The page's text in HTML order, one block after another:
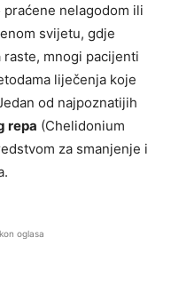
nelagodom ili
svijetu, gdje
mnogi pacijenti
liječenja koje
od najpoznatijih
repa (Chelidonium
za smanjenje i
oglasa